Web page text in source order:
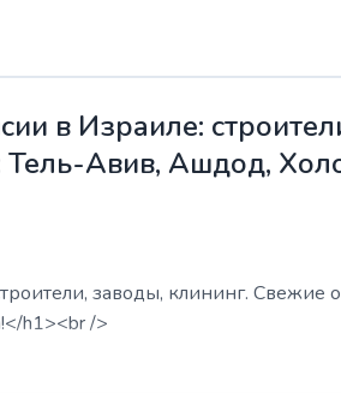
в Израиле:
Тель-Авив, Ашдод,
заводы, клининг. Свежие
h1><br />